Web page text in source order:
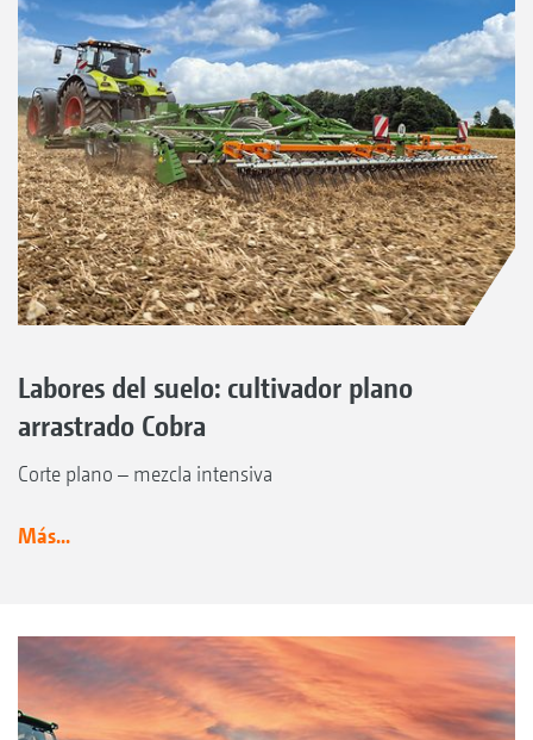
Labores del suelo: cultivador plano
arrastrado Cobra
Corte plano – mezcla intensiva
Más...